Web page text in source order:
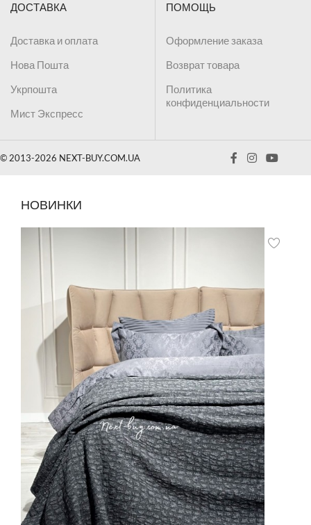
ДОСТАВКА
Доставка и оплата
Нова Пошта
Укрпошта
Мист Экспресс
ПОМОЩЬ
Оформление заказа
Возврат товара
Политика
конфиденциальности
© 2013-2026 NEXT-BUY.COM.UA
НОВИНКИ